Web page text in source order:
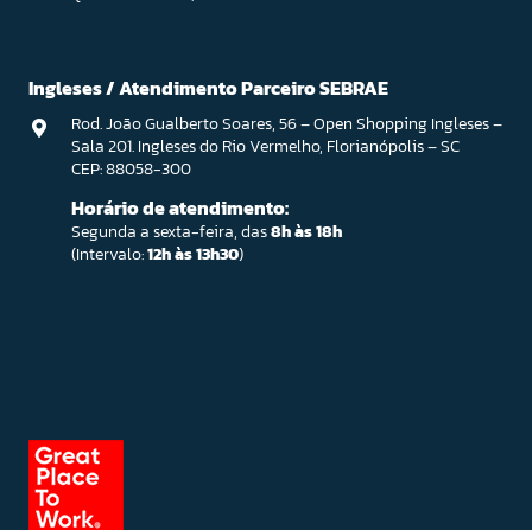
Ingleses / Atendimento Parceiro SEBRAE
Rod. João Gualberto Soares, 56 – Open Shopping Ingleses –
Sala 201. Ingleses do Rio Vermelho, Florianópolis – SC
CEP: 88058-300
Horário de atendimento:
Segunda a sexta-feira, das8h às 18h
(Intervalo:12h às 13h30)